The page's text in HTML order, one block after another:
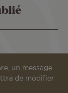
un message
de modifier